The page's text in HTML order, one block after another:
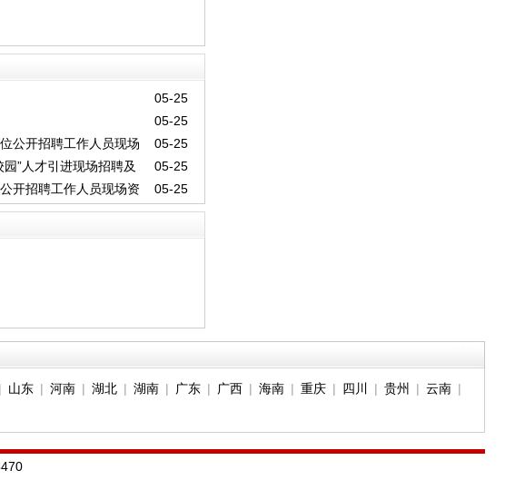
05-25
05-25
05-25
公开招聘工作人员现场
05-25
”人才引进现场招聘及
05-25
开招聘工作人员现场资
山东| 河南| 湖北| 湖南| 广东| 广西| 海南| 重庆| 四川 | 贵州 | 云南|